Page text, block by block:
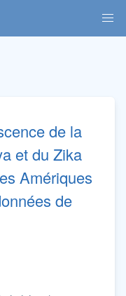
de la
et du Zika
Amériques
de